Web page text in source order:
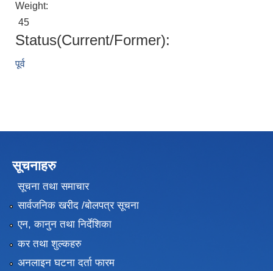
Weight:
45
Status(Current/Former):
पूर्व
सूचनाहरु
सूचना तथा समाचार
सार्वजनिक खरीद /बोलपत्र सूचना
एन, कानुन तथा निर्देशिका
कर तथा शुल्कहरु
अनलाइन घटना दर्ता फारम